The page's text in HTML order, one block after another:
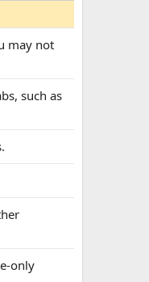
may not
such as
only